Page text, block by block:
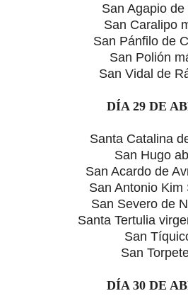
San Agapio de
San Caralipo
San Pánfilo de
San Polión
San Vidal de
DÍA 29 DE
Santa Catalina
San Hugo
San Acardo de
San Antonio Kim
San Severo de
Santa Tertulia
San
San
DÍA 30 DE